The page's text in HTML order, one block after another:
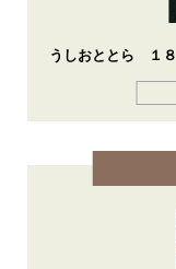
うしおととら １８